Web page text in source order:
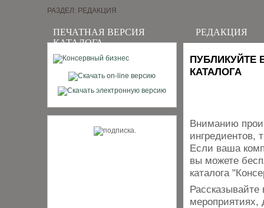
ПЕЧАТНАЯ ВЕРСИЯ
КАТАЛОГА
РАЗДЕЛ: РЕДАКЦИЯ
РЕДАКЦИЯ
ПУБЛИКУЙТЕ
КАТАЛОГА
Вниманию
ингредиентов,
Если ваша
вы можете
каталога
мероприятиях,